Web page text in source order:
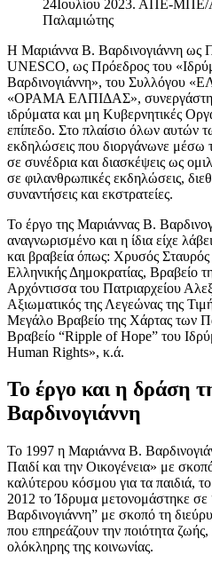
24Ιουλίου 2023. ΑΠΕ-
Παλαμιώτης
Η Μαριάννα Β. Βαρδινογιάννη ως
UNESCO, ως Πρόεδρος του
Βαρδινογιάννη», του Συλλόγου
«ΟΡΑΜΑ ΕΛΠΙΔΑΣ»,
ιδρύματα και μη Κυβερνητικές
επίπεδο. Στο πλαίσιο όλων αυτών
εκδηλώσεις που διοργάνωνε μέσω
σε συνέδρια και διασκέψεις ως
σε φιλανθρωπικές εκδηλώσεις,
συναντήσεις και εκστρατείες.
Το έργο της Μαριάννας Β.
αναγνωρισμένο και η ίδια είχε
και βραβεία όπως: Χρυσός Σταυρός
Ελληνικής Δημοκρατίας, Βραβείο
Αρχόντισσα του Πατριαρχείου
Αξιωματικός της Λεγεώνας της
Μεγάλο Βραβείο της Χάρτας των
Βραβείο “Ripple of Hope” του
Human Rights», κ.ά.
Το έργο και η δράση
Βαρδινογιάννη
Το 1997 η Μαριάννα Β.
Παιδί και την Οικογένεια» με
καλύτερου κόσμου για τα παιδιά,
2012 το Ίδρυμα μετονομάστηκε
Βαρδινογιάννη” με σκοπό τη
που επηρεάζουν την ποιότητα
ολόκληρης της κοινωνίας.